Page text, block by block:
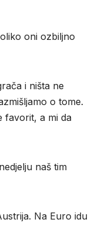
oni ozbiljno
i ništa ne
o tome.
favorit, a mi da
naš tim
Na Euro idu